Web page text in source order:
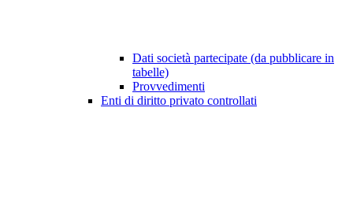
Dati società partecipate (da pubblicare in
tabelle)
Provvedimenti
Enti di diritto privato controllati